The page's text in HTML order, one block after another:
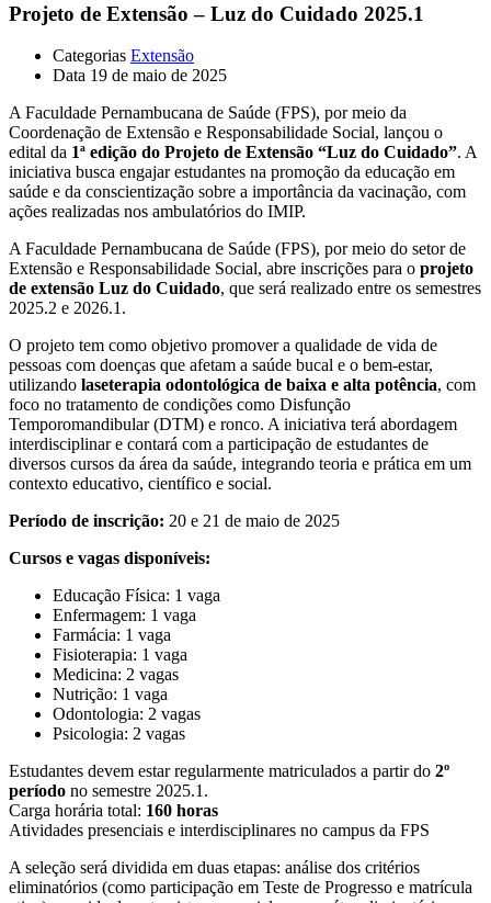
Projeto de Extensão – Luz do Cuidado 2025.1
Categorias Extensão
Data 19 de maio de 2025
A Faculdade Pernambucana de Saúde (FPS), por meio da
Coordenação de Extensão e Responsabilidade Social, lançou o
edital da 1ª edição do Projeto de Extensão “Luz do Cuidado”. A
iniciativa busca engajar estudantes na promoção da educação em
saúde e da conscientização sobre a importância da vacinação, com
ações realizadas nos ambulatórios do IMIP.
A Faculdade Pernambucana de Saúde (FPS), por meio do setor de
Extensão e Responsabilidade Social, abre inscrições para o projeto
de extensão Luz do Cuidado, que será realizado entre os semestres
2025.2 e 2026.1.
O projeto tem como objetivo promover a qualidade de vida de
pessoas com doenças que afetam a saúde bucal e o bem-estar,
utilizando laseterapia odontológica de baixa e alta potência, com
foco no tratamento de condições como Disfunção
Temporomandibular (DTM) e ronco. A iniciativa terá abordagem
interdisciplinar e contará com a participação de estudantes de
diversos cursos da área da saúde, integrando teoria e prática em um
contexto educativo, científico e social.
Período de inscrição: 20 e 21 de maio de 2025
Cursos e vagas disponíveis:
Educação Física: 1 vaga
Enfermagem: 1 vaga
Farmácia: 1 vaga
Fisioterapia: 1 vaga
Medicina: 2 vagas
Nutrição: 1 vaga
Odontologia: 2 vagas
Psicologia: 2 vagas
Estudantes devem estar regularmente matriculados a partir do 2º
período no semestre 2025.1.
Carga horária total: 160 horas
Atividades presenciais e interdisciplinares no campus da FPS
A seleção será dividida em duas etapas: análise dos critérios
eliminatórios (como participação em Teste de Progresso e matrícula